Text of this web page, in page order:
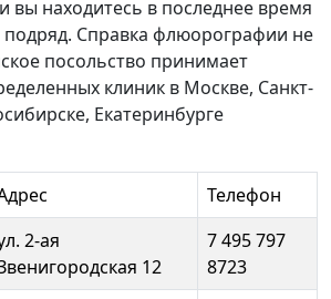
вы находитесь в последнее время
подряд. Справка флюорографии не
посольство принимает
клиник в Москве, Санкт-
, Екатеринбурге
Телефон
2-ая
12
7 495 797
8723